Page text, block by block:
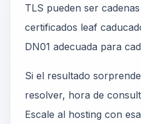
TLS pueden ser
certificados leaf
DN01 adecuada para
Si el resultado
resolver, hora de
Escale al hosting con